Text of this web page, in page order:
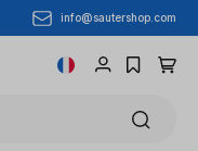
info@sautershop.com